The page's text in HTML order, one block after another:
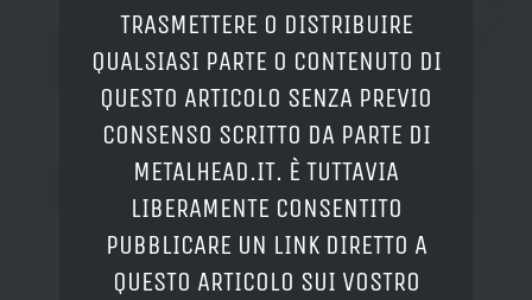
TRASMETTERE O DISTRIBUIRE
QUALSIASI PARTE O CONTENUTO DI
QUESTO ARTICOLO SENZA PREVIO
CONSENSO SCRITTO DA PARTE DI
METALHEAD.IT. È TUTTAVIA
LIBERAMENTE CONSENTITO
PUBBLICARE UN LINK DIRETTO A
QUESTO ARTICOLO SUI VOSTRO